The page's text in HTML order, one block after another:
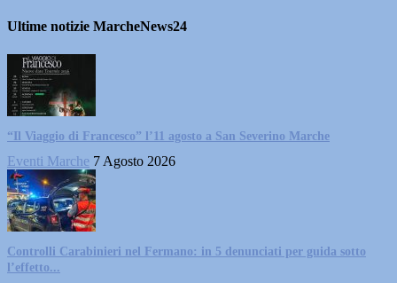
Ultime notizie MarcheNews24
“Il Viaggio di Francesco” l’11 agosto a San Severino Marche
Eventi Marche 7 Agosto 2026
Controlli Carabinieri nel Fermano: in 5 denunciati per guida sotto
l’effetto...